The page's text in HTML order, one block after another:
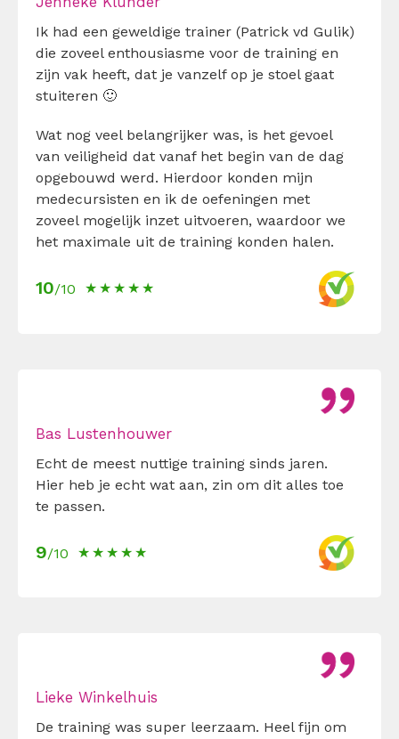
Ik had een geweldige trainer (Patrick vd Gulik)
die zoveel enthousiasme voor de training en
zijn vak heeft, dat je vanzelf op je stoel gaat
stuiteren 🙂
Wat nog veel belangrijker was, is het gevoel
van veiligheid dat vanaf het begin van de dag
opgebouwd werd. Hierdoor konden mijn
medecursisten en ik de oefeningen met
zoveel mogelijk inzet uitvoeren, waardoor we
het maximale uit de training konden halen.
10/10
Bas Lustenhouwer
Echt de meest nuttige training sinds jaren.
Hier heb je echt wat aan, zin om dit alles toe
te passen.
9/10
Lieke Winkelhuis
De training was super leerzaam. Heel fijn om